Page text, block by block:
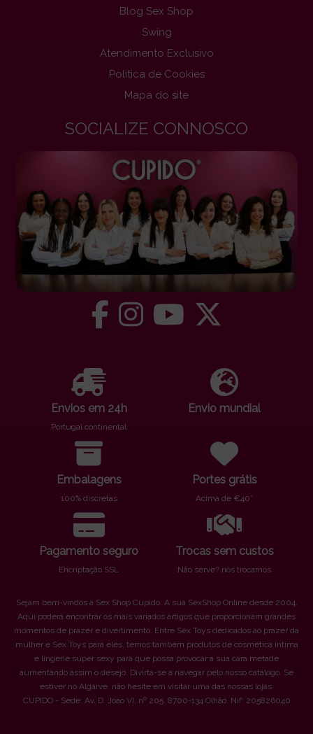
Blog Sex Shop
Swing
Atendimento Exclusivo
Politica de Cookies
Mapa do site
SOCIALIZE CONNOSCO
Envios em 24h
Portugal continental
Envio mundial
Embalagens
100% discretas
Portes grátis
Acima de €40*
Pagamento seguro
Encriptação SSL
Trocas sem custos
Não serve? nós trocamos
Sejam bem-vindos à Sex Shop Cupido. A sua SexShop Online desde 2004.
Aqui poderá encontrar os mais variados artigos que proporcionam grandes
momentos de prazer e divertimento. Entre Sex Toys dedicados ao prazer da
mulher e Sex Toys para eles, temos também produtos de cosmética íntima
e lingerie super sexy para que possa provocar a sua cara metade
aumentando assim o desejo. Divirta-se a navegar pelo nosso catálogo. Se
estiver no Algarve, não hesite em visitar uma das nossas lojas.
CUPIDO - Sede: Av. D. Joao VI, nº 205. 8700-134 Olhão. Nif: 205826040